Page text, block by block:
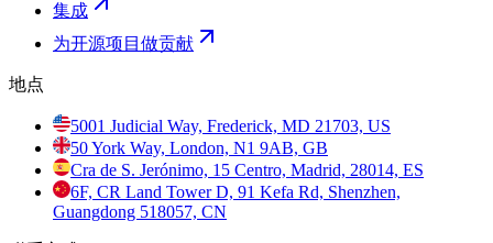
集成
为开源项目做贡献
地点
5001 Judicial Way, Frederick, MD 21703, US
50 York Way, London, N1 9AB, GB
Cra de S. Jerónimo, 15 Centro, Madrid, 28014, ES
6F, CR Land Tower D, 91 Kefa Rd, Shenzhen,
Guangdong 518057, CN